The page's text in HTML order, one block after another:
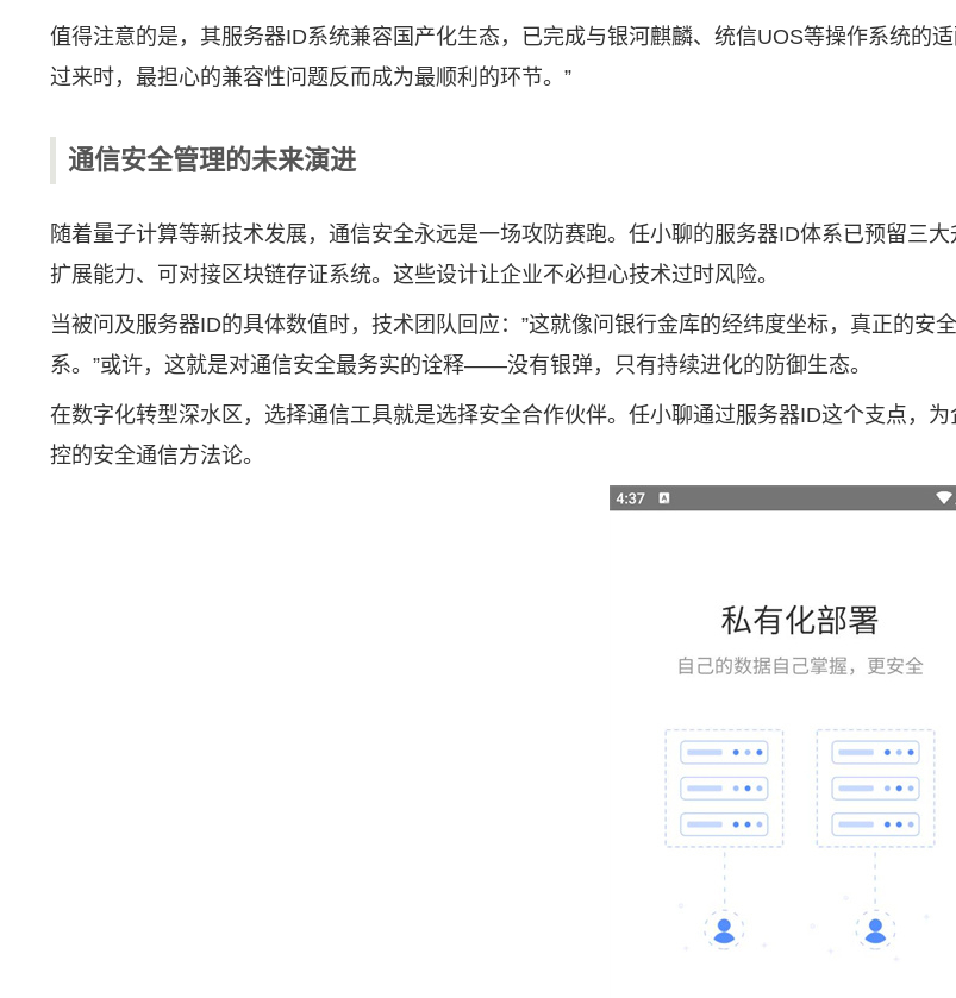
值得注意的是，其服务器ID系统兼容国产化生态，已完成与银河麒麟、统信UOS等操作系统的
过来时，最担心的兼容性问题反而成为最顺利的环节。”
通信安全管理的未来演进
随着量子计算等新技术发展，通信安全永远是一场攻防赛跑。任小聊的服务器ID体系已预留三
扩展能力、可对接区块链存证系统。这些设计让企业不必担心技术过时风险。
当被问及服务器ID的具体数值时，技术团队回应：”这就像问银行金库的经纬度坐标，真正的
系。”或许，这就是对通信安全最务实的诠释——没有银弹，只有持续进化的防御生态。
在数字化转型深水区，选择通信工具就是选择安全合作伙伴。任小聊通过服务器ID这个支点，
控的安全通信方法论。